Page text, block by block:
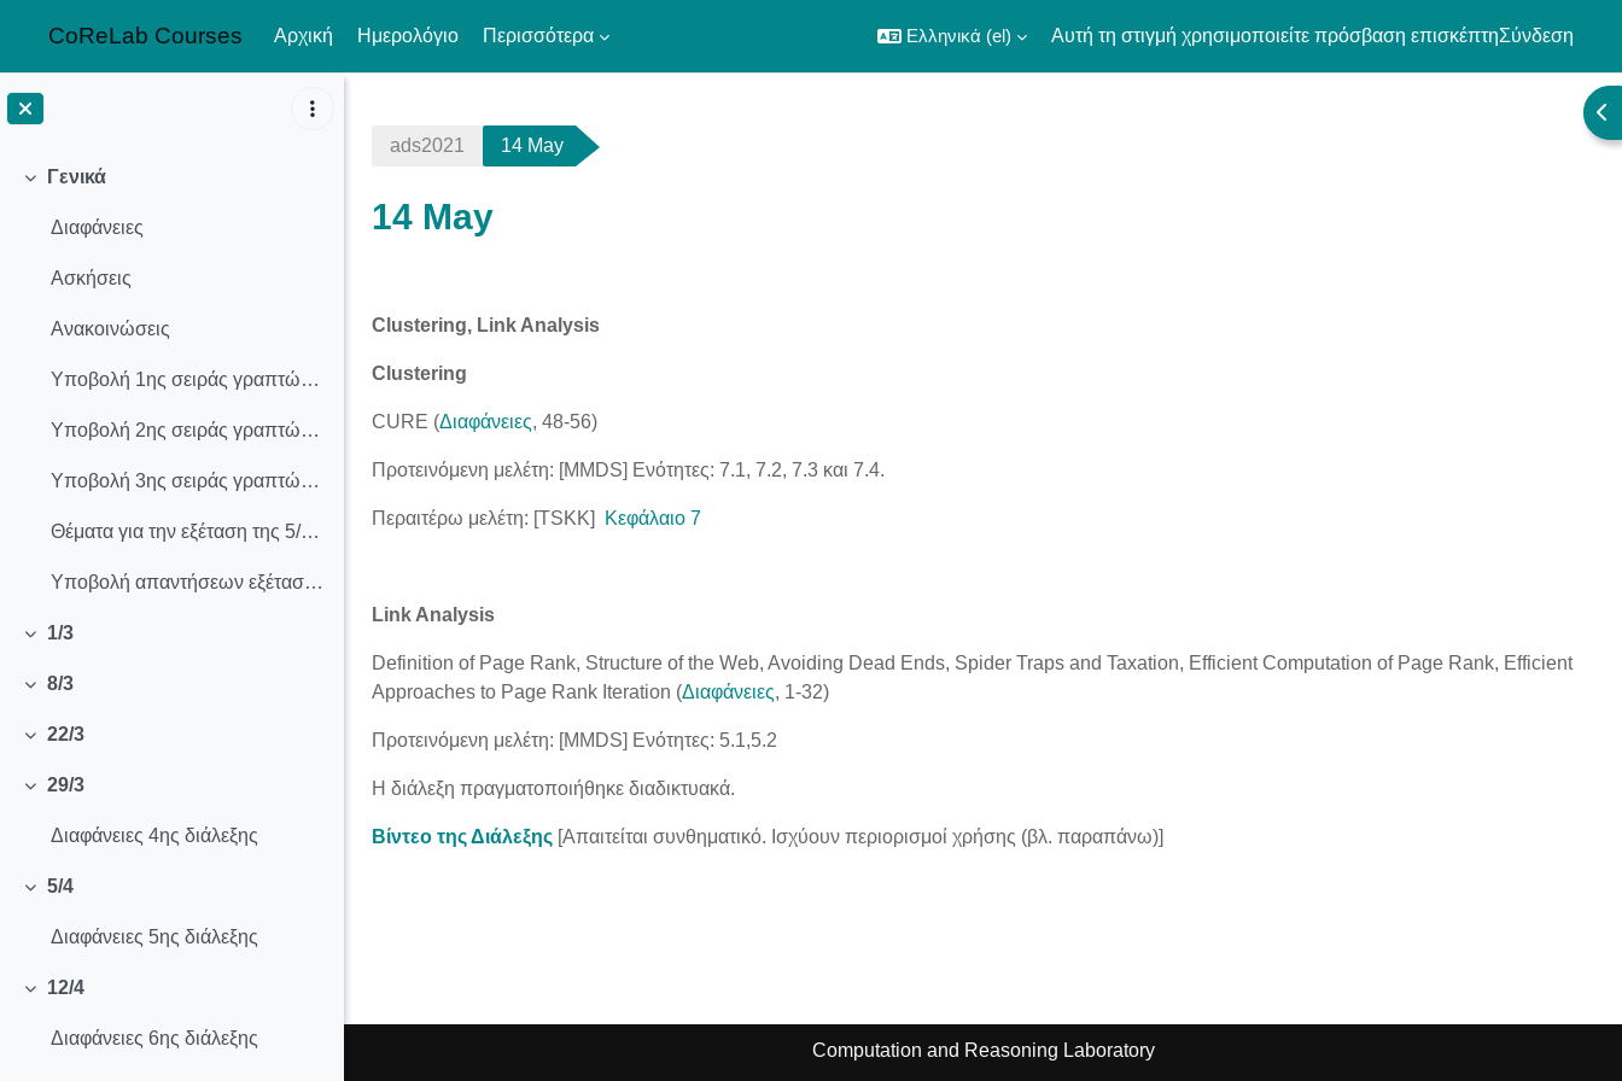
CoReLab Courses Αρχική Ημερολόγιο Περισσότερα Ελληνικά ‎(el)‎ Αυτή τη στιγμή χρησιμοποιείτε πρόσβαση επισκέπτηΣύνδεση
Σύμπτυξη
Γενικά
Διαφάνειες
Ασκήσεις
Ανακοινώσεις
Υποβολή 1ης σειράς γραπτών ασκήσεων
Υποβολή 2ης σειράς γραπτών ασκήσεων
Υποβολή 3ης σειράς γραπτών ασκήσεων
Θέματα για την εξέταση της 5/7/2021
Υποβολή απαντήσεων εξέτασης 5/7/2021
Σύμπτυξη
1/3
Σύμπτυξη
8/3
Σύμπτυξη
22/3
Σύμπτυξη
29/3
Διαφάνειες 4ης διάλεξης
Σύμπτυξη
5/4
Διαφάνειες 5ης διάλεξης
Σύμπτυξη
12/4
Διαφάνειες 6ης διάλεξης
ads2021
14 May
14 May
Clustering, Link Analysis
Clustering
CURE (Διαφάνειες, 48-56)
Προτεινόμενη μελέτη: [MMDS] Ενότητες: 7.1, 7.2, 7.3 και 7.4.
Περαιτέρω μελέτη: [TSKK] Κεφάλαιο 7
Link Analysis
Definition of Page Rank, Structure of the Web, Avoiding Dead Ends, Spider Traps and Taxation, Efficient Computation of Page Rank, Efficient
Approaches to Page Rank Iteration (Διαφάνειες, 1-32)
Προτεινόμενη μελέτη: [MMDS] Ενότητες: 5.1,5.2
Η διάλεξη πραγματοποιήθηκε διαδικτυακά.
Βίντεο της Διάλεξης [Απαιτείται συνθηματικό. Ισχύουν περιορισμοί χρήσης (βλ. παραπάνω)]
Computation and Reasoning Laboratory